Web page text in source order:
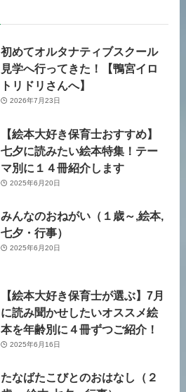
初めてオルタナティブスクール
見学へ行ってきた！【鴨宮イロ
トリドリさんへ】
2026年7月23日
【絵本大好き保育士おすすめ】
七夕に読みたい絵本特集！テー
マ別に１４冊紹介します
2025年6月20日
みんなのおねがい（１歳～,絵本,
七夕・行事）
2025年6月20日
【絵本大好き保育士が選ぶ】7月
に読み聞かせしたいオススメ絵
本を年齢別に４冊ずつご紹介！
2025年6月16日
たなばたこびとのおはなし（２